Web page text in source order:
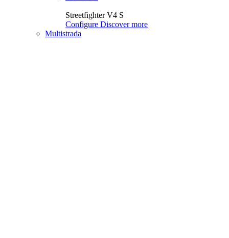
Streetfighter V4 S
Configure Discover more
Multistrada